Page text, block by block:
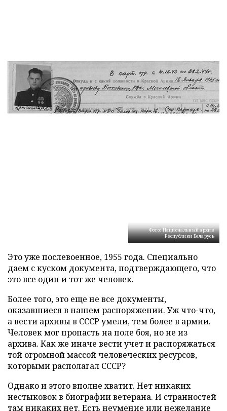
Фото: Национальный архив
Республики Беларусь
Это уже послевоенное, 1955 года. Специально
даем с куском документа, подтверждающего, что
это все один и тот же человек.
Более того, это еще не все документы,
оказавшиеся в нашем распоряжении. Уж что-что,
а вести архивы в СССР умели, тем более в армии.
Человек мог пропасть на поле боя, но не из
архива. Как же иначе вести учет и распоряжаться
той огромной массой человеческих ресурсов,
которыми располагал СССР?
Однако и этого вполне хватит. Нет никаких
нестыковок в биографии ветерана. И странностей
там никаких нет. Есть неумение или нежелание